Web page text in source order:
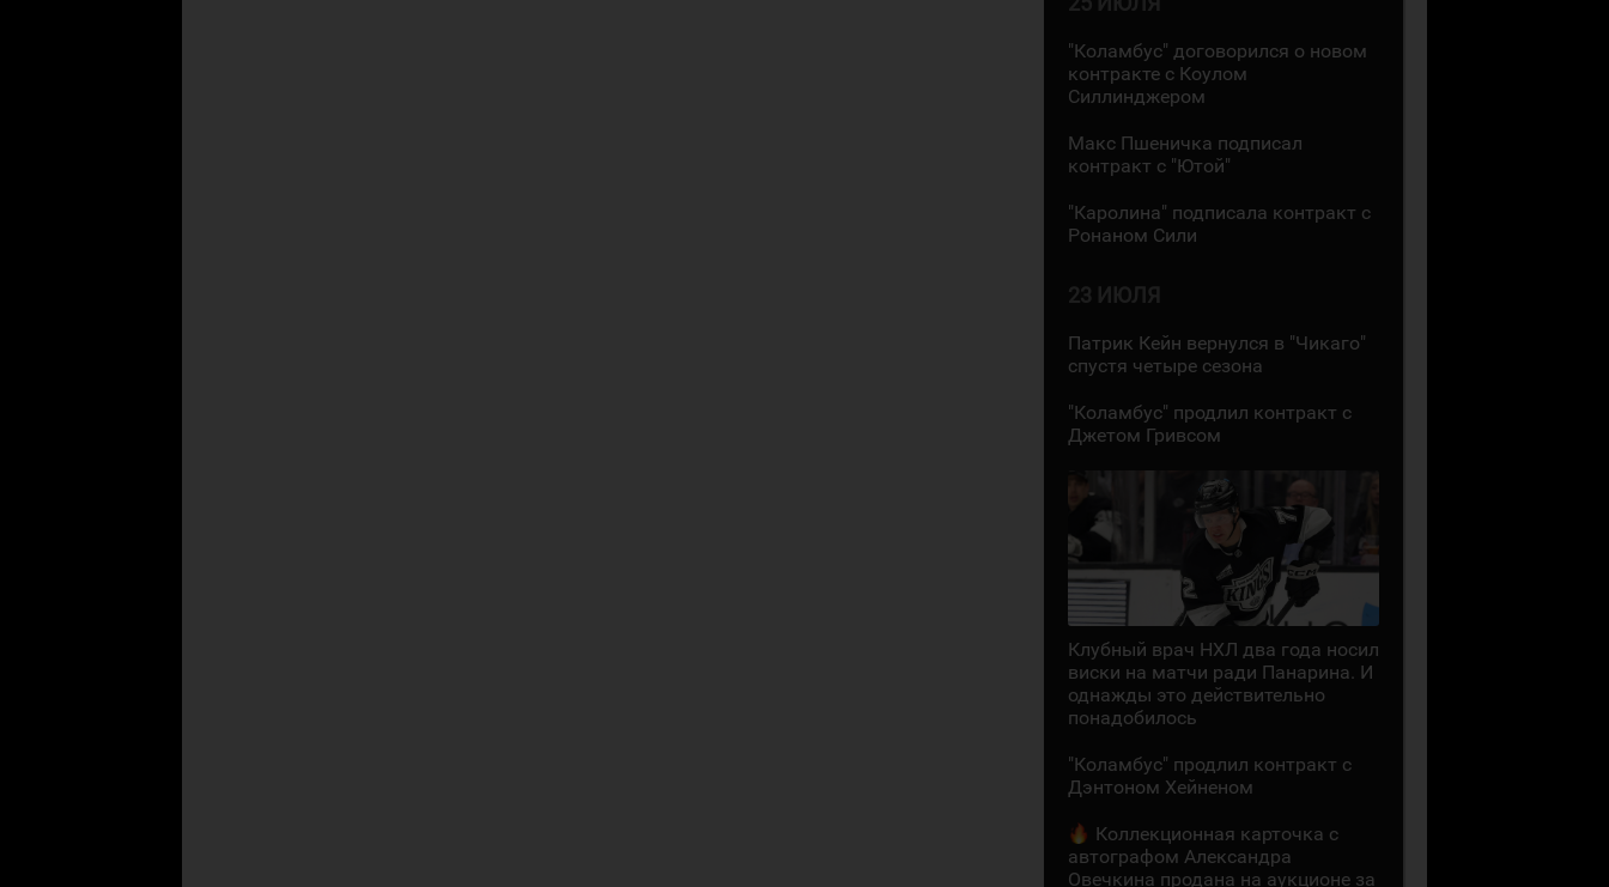
"Коламбус" договорился о новом
контракте с Коулом
Силлинджером
Макс Пшеничка подписал
контракт с "Ютой"
"Каролина" подписала контракт с
Ронаном Сили
23 ИЮЛЯ
Патрик Кейн вернулся в "Чикаго"
спустя четыре сезона
"Коламбус" продлил контракт с
Джетом Гривсом
Клубный врач НХЛ два года носил
виски на матчи ради Панарина. И
однажды это действительно
понадобилось
"Коламбус" продлил контракт с
Дэнтоном Хейненом
Коллекционная карточка с
автографом Александра
Овечкина продана на аукционе за